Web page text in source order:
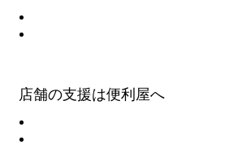
店舗の支援は便利屋へ